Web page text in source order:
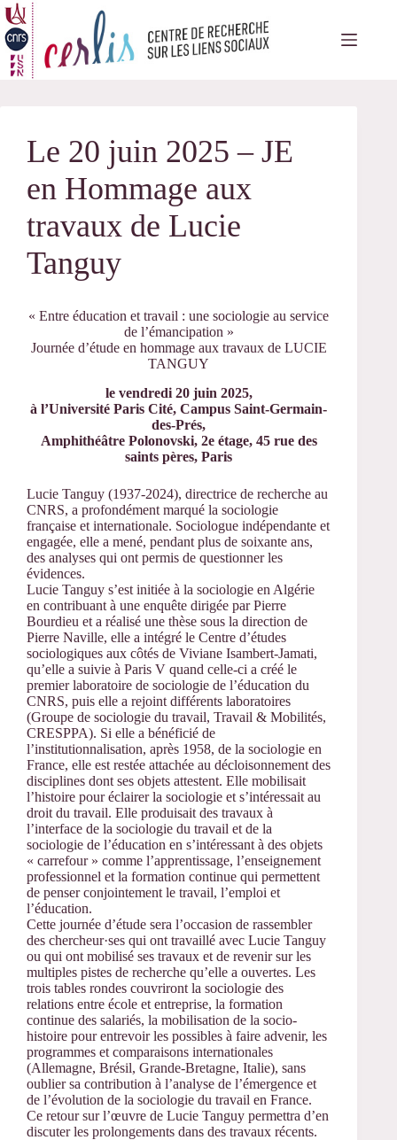
Passer
au
contenu
Le 20 juin 2025 – JE
en Hommage aux
travaux de Lucie
Tanguy
« Entre éducation et travail : une sociologie au service
de l’émancipation »
Journée d’étude en hommage aux travaux de LUCIE
TANGUY
le vendredi 20 juin 2025,
à l’Université Paris Cité, Campus Saint-Germain-
des-Prés,
Amphithéâtre Polonovski, 2e étage, 45 rue des
saints pères, Paris
Lucie Tanguy (1937-2024), directrice de recherche au
CNRS, a profondément marqué la sociologie
française et internationale. Sociologue indépendante et
engagée, elle a mené, pendant plus de soixante ans,
des analyses qui ont permis de questionner les
évidences.
Lucie Tanguy s’est initiée à la sociologie en Algérie
en contribuant à une enquête dirigée par Pierre
Bourdieu et a réalisé une thèse sous la direction de
Pierre Naville, elle a intégré le Centre d’études
sociologiques aux côtés de Viviane Isambert-Jamati,
qu’elle a suivie à Paris V quand celle-ci a créé le
premier laboratoire de sociologie de l’éducation du
CNRS, puis elle a rejoint différents laboratoires
(Groupe de sociologie du travail, Travail & Mobilités,
CRESPPA). Si elle a bénéficié de
l’institutionnalisation, après 1958, de la sociologie en
France, elle est restée attachée au décloisonnement des
disciplines dont ses objets attestent. Elle mobilisait
l’histoire pour éclairer la sociologie et s’intéressait au
droit du travail. Elle produisait des travaux à
l’interface de la sociologie du travail et de la
sociologie de l’éducation en s’intéressant à des objets
« carrefour » comme l’apprentissage, l’enseignement
professionnel et la formation continue qui permettent
de penser conjointement le travail, l’emploi et
l’éducation.
Cette journée d’étude sera l’occasion de rassembler
des chercheur·ses qui ont travaillé avec Lucie Tanguy
ou qui ont mobilisé ses travaux et de revenir sur les
multiples pistes de recherche qu’elle a ouvertes. Les
trois tables rondes couvriront la sociologie des
relations entre école et entreprise, la formation
continue des salariés, la mobilisation de la socio-
histoire pour entrevoir les possibles à faire advenir, les
programmes et comparaisons internationales
(Allemagne, Brésil, Grande-Bretagne, Italie), sans
oublier sa contribution à l’analyse de l’émergence et
de l’évolution de la sociologie du travail en France.
Ce retour sur l’œuvre de Lucie Tanguy permettra d’en
discuter les prolongements dans des travaux récents.